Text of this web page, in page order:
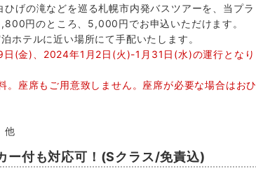
げの滝などを巡る札幌市内発バスツアーを、当プラ
円のところ、5,000円でお申込いただけます。
ホテルに近い場所にて手配いたします。
(金)、2024年1月2日(火)-1月31日(水)の運行となり
。座席もご用意致しません。座席が必要な場合はおひ
他
ー付も対応可！(Sクラス/免責込)